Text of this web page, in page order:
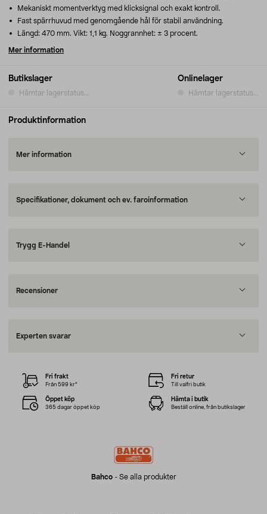
Butikslager
Hämtar lagerstatus...
Onlinelager
Hämtar lagerstatus...
Mekaniskt momentverktyg med klicksignal och exakt kontroll.
Fast spärrhuvud med genomgående hål för stabil användning.
Längd: 470 mm. Vikt: 1,1 kg. Noggrannhet: ± 3 procent.
Mer information
Produktinformation
Mer information
Specifikationer, dokument och ev. faroinformation
Trygg E-Handel
Recensioner
Experten svarar
Bahco- Se alla produkter
Fri frakt
Från 599 kr*
Fri retur
Till valfri butik
Öppet köp
365 dagar öppet köp
Hämta i butik
Beställ online, från butikslager